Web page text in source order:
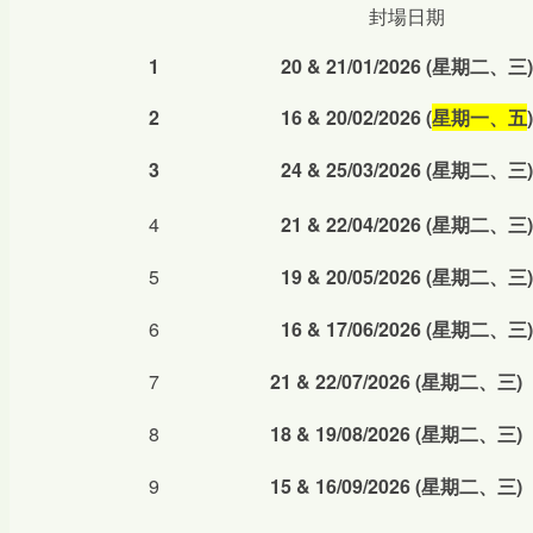
封場日期
1
20 & 21/01/2026(星期二、三)
2
16 & 20/02/2026 (星期一、五)
3
24 & 25/03/2026(星期二、三)
4 21 & 22/04/2026(星期二、三)
5
19 & 20/05/2026(星期二、三)
6
16 & 17/06/2026(星期二、三)
7
21 & 22/07/2026(星期二、三)
8
18 & 19/08/2026(星期二、三)
9
15 & 16/09/2026(星期二、三)